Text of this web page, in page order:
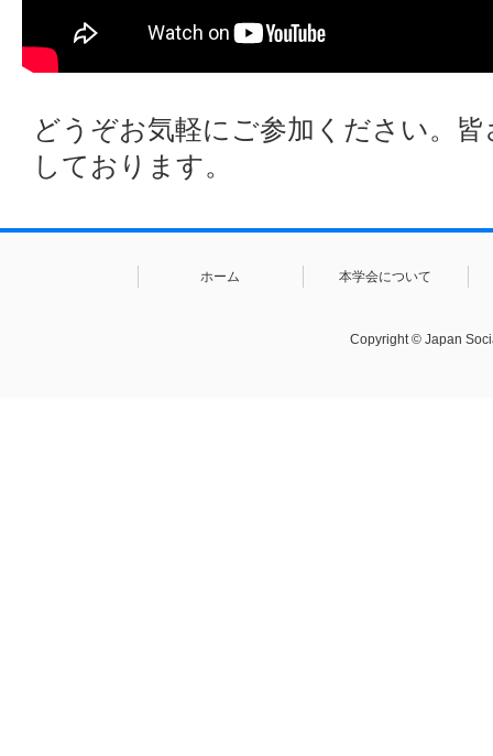
どうぞお気軽にご参加ください。
しております。
ホーム 本学会について
Copyright © Japan